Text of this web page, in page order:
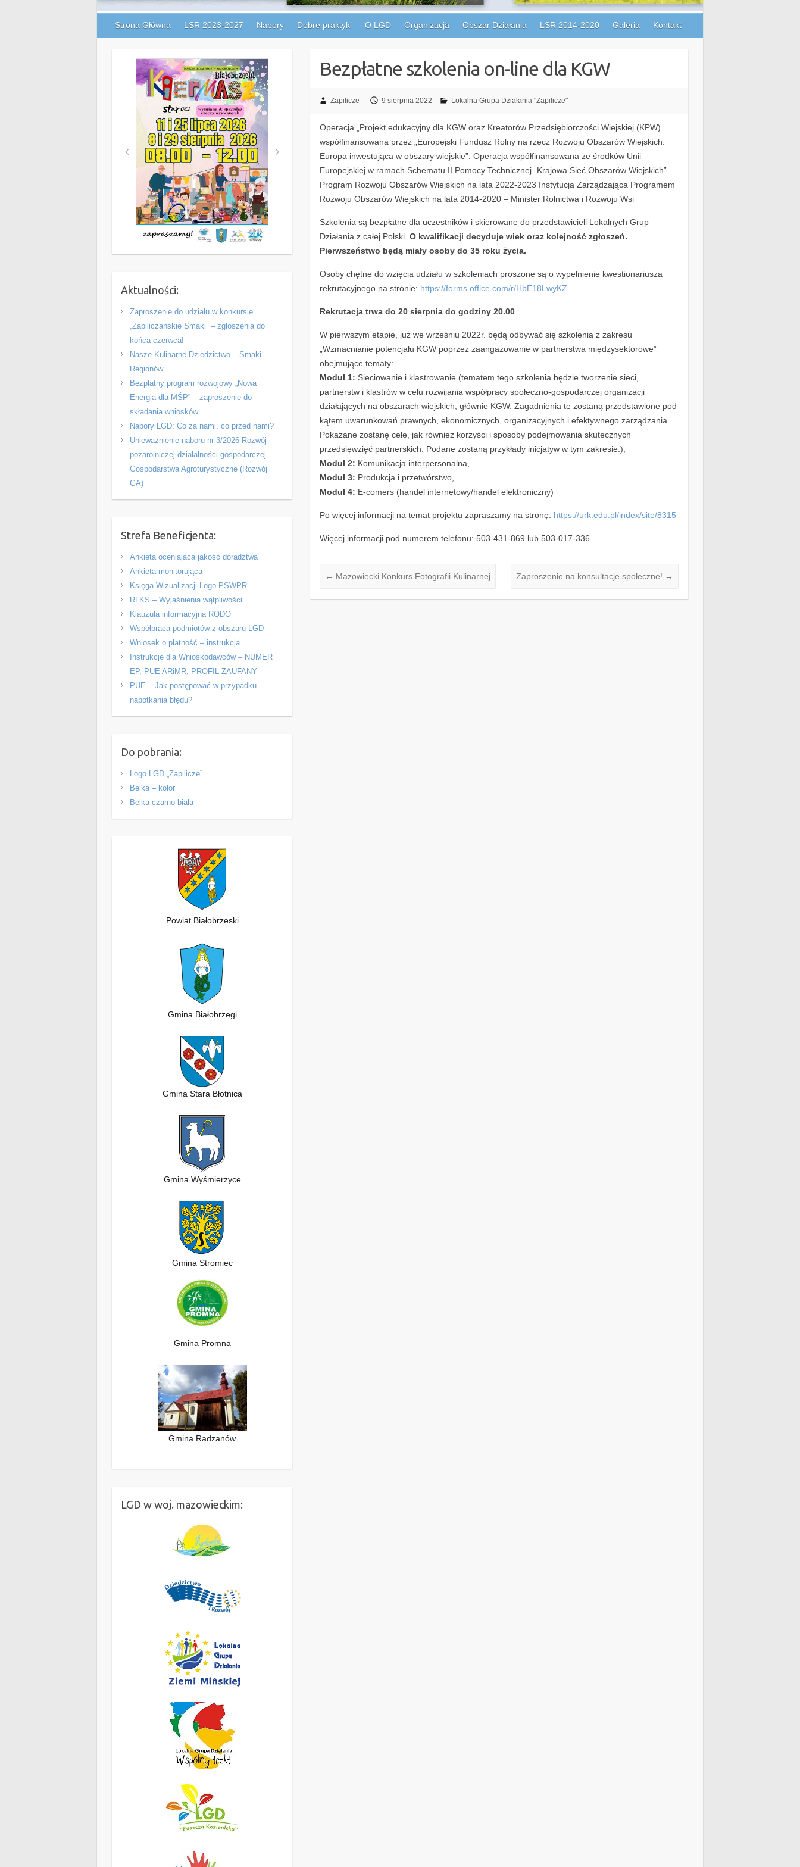
Strona Główna LSR 2023-2027 Nabory Dobre praktyki O LGD Organizacja Obszar Działania LSR 2014-2020 Galeria Kontakt
Bezpłatne szkolenia on-line dla KGW
Zapilicze 9 sierpnia 2022 Lokalna Grupa Działania "Zapilicze"
Operacja „Projekt edukacyjny dla KGW oraz Kreatorów Przedsiębiorczości Wiejskiej (KPW)
współfinansowana przez „Europejski Fundusz Rolny na rzecz Rozwoju Obszarów Wiejskich:
Europa inwestująca w obszary wiejskie”. Operacja współfinansowana ze środków Unii
Europejskiej w ramach Schematu II Pomocy Technicznej „Krajowa Sieć Obszarów Wiejskich”
Program Rozwoju Obszarów Wiejskich na lata 2022-2023 Instytucja Zarządzająca Programem
Rozwoju Obszarów Wiejskich na lata 2014-2020 – Minister Rolnictwa i Rozwoju Wsi
Szkolenia są bezpłatne dla uczestników i skierowane do przedstawicieli Lokalnych Grup
Działania z całej Polski. O kwalifikacji decyduje wiek oraz kolejność zgłoszeń.
Pierwszeństwo będą miały osoby do 35 roku życia.
Osoby chętne do wzięcia udziału w szkoleniach proszone są o wypełnienie kwestionariusza
rekrutacyjnego na stronie: https://forms.office.com/r/HbE18LwyKZ
Rekrutacja trwa do 20 sierpnia do godziny 20.00
W pierwszym etapie, już we wrześniu 2022r. będą odbywać się szkolenia z zakresu
„Wzmacnianie potencjału KGW poprzez zaangażowanie w partnerstwa międzysektorowe”
obejmujące tematy:
Moduł 1: Sieciowanie i klastrowanie (tematem tego szkolenia będzie tworzenie sieci,
partnerstw i klastrów w celu rozwijania współpracy społeczno-gospodarczej organizacji
działających na obszarach wiejskich, głównie KGW. Zagadnienia te zostaną przedstawione pod
kątem uwarunkowań prawnych, ekonomicznych, organizacyjnych i efektywnego zarządzania.
Pokazane zostanę cele, jak również korzyści i sposoby podejmowania skutecznych
przedsięwzięć partnerskich. Podane zostaną przykłady inicjatyw w tym zakresie.),
Moduł 2: Komunikacja interpersonalna,
Moduł 3: Produkcja i przetwórstwo,
Moduł 4: E-comers (handel internetowy/handel elektroniczny)
Po więcej informacji na temat projektu zapraszamy na stronę: https://urk.edu.pl/index/site/8315
Więcej informacji pod numerem telefonu: 503-431-869 lub 503-017-336
← Mazowiecki Konkurs Fotografii Kulinarnej Zaproszenie na konsultacje społeczne! →
Aktualności:
Zaproszenie do udziału w konkursie
„Zapiliczańskie Smaki” – zgłoszenia do
końca czerwca!
Nasze Kulinarne Dziedzictwo – Smaki
Regionów
Bezpłatny program rozwojowy „Nowa
Energia dla MŚP” – zaproszenie do
składania wniosków
Nabory LGD: Co za nami, co przed nami?
Unieważnienie naboru nr 3/2026 Rozwój
pozarolniczej działalności gospodarczej –
Gospodarstwa Agroturystyczne (Rozwój
GA)
Strefa Beneficjenta:
Ankieta oceniająca jakość doradztwa
Ankieta monitorująca
Księga Wizualizacji Logo PSWPR
RLKS – Wyjaśnienia wątpliwości
Klauzula informacyjna RODO
Współpraca podmiotów z obszaru LGD
Wniosek o płatność – instrukcja
Instrukcje dla Wnioskodawców – NUMER
EP, PUE ARiMR, PROFIL ZAUFANY
PUE – Jak postępować w przypadku
napotkania błędu?
Do pobrania:
Logo LGD „Zapilicze”
Belka – kolor
Belka czarno-biała
Powiat Białobrzeski
Gmina Białobrzegi
Gmina Stara Błotnica
Gmina Wyśmierzyce
Gmina Stromiec
Gmina Promna
Gmina Radzanów
LGD w woj. mazowieckim: